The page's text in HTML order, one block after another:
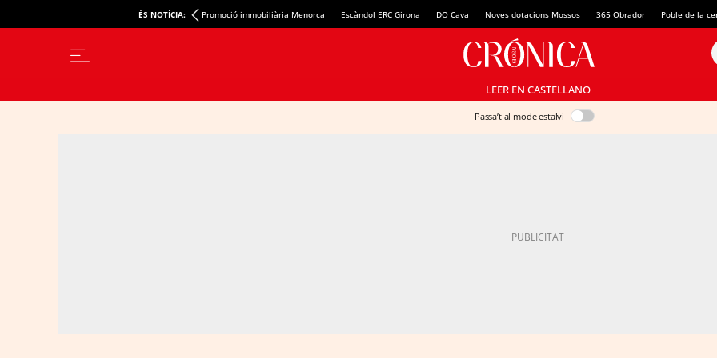
ÉS NOTÍCIA: Promoció immobiliària Menorca Escàndol ERC Girona DO Cava Noves dotacions Mossos 365 Obrador Poble de la
LEER EN CASTELLANO
Passa’t al mode estalvi